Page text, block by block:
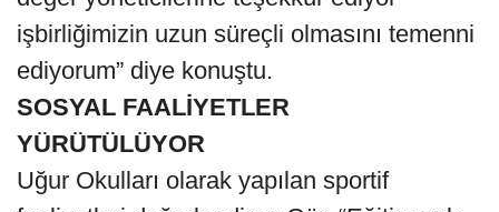
işbirliğimizin uzun süreçli olmasını temenni
ediyorum” diye konuştu.
SOSYAL FAALİYETLER
YÜRÜTÜLÜYOR
Uğur Okulları olarak yapılan sportif